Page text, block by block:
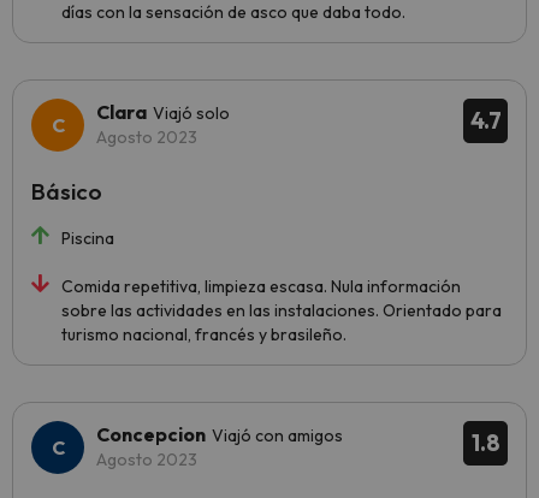
días con la sensación de asco que daba todo.
4.7
Clara Viajó solo
Agosto 2023
Piscina
Comida repetitiva, limpieza escasa. Nula información
sobre las actividades en las instalaciones. Orientado para
turismo nacional, francés y brasileño.
Básico
1.8
Concepcion Viajó con amigos
Agosto 2023